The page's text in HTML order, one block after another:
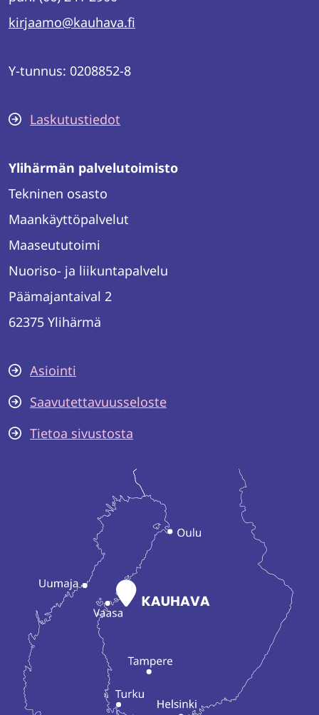
kirjaamo@kauhava.fi
Y-tunnus: 0208852-8
Laskutustiedot
Ylihärmän palvelutoimisto
Tekninen osasto
Maankäyttöpalvelut
Maaseututoimi
Nuoriso- ja liikuntapalvelu
Päämajantaival 2
62375 Ylihärmä
Asiointi
Saavutettavuusseloste
Tietoa sivustosta